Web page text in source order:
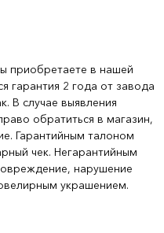
приобретаете в нашей
гарантия 2 года от завода
В случае выявления
обратиться в магазин,
Гарантийным талоном
чек. Негарантийным
нарушение
украшением.